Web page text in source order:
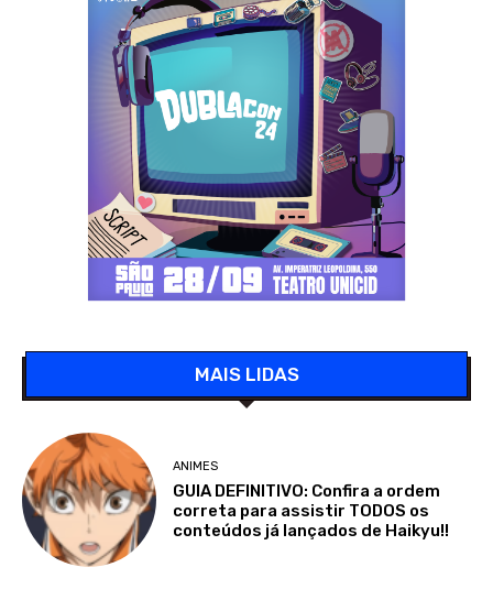
MAIS LIDAS
ANIMES
GUIA DEFINITIVO: Confira a ordem
correta para assistir TODOS os
conteúdos já lançados de Haikyu!!